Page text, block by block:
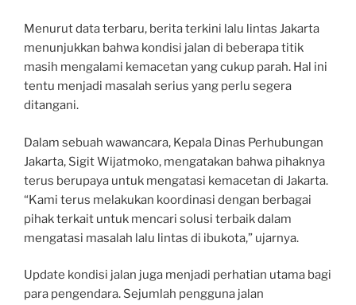
Menurut data terbaru, berita terkini lalu lintas Jakarta
menunjukkan bahwa kondisi jalan di beberapa titik
masih mengalami kemacetan yang cukup parah. Hal ini
tentu menjadi masalah serius yang perlu segera
ditangani.
Dalam sebuah wawancara, Kepala Dinas Perhubungan
Jakarta, Sigit Wijatmoko, mengatakan bahwa pihaknya
terus berupaya untuk mengatasi kemacetan di Jakarta.
“Kami terus melakukan koordinasi dengan berbagai
pihak terkait untuk mencari solusi terbaik dalam
mengatasi masalah lalu lintas di ibukota,” ujarnya.
Update kondisi jalan juga menjadi perhatian utama bagi
para pengendara. Sejumlah pengguna jalan